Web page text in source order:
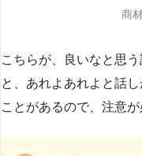
商
こちらが、良いなと思
と、あれよあれよと話
ことがあるので、注意が